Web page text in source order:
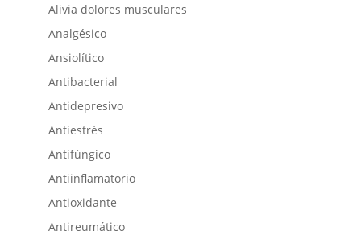
Alivia dolores musculares
Analgésico
Ansiolítico
Antibacterial
Antidepresivo
Antiestrés
Antifúngico
Antiinflamatorio
Antioxidante
Antireumático